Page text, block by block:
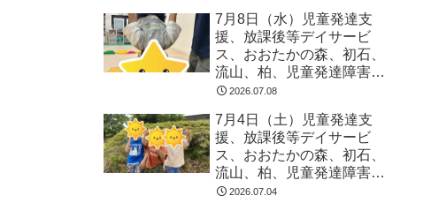
る 発達障害 放デイ 自
閉症 ADHD アスペルガ
ー症候
7月8日（水）児童発達支
援、放課後等デイサービ
ス、おおたかの森、初石、
流山、柏、児童発達障害
運動療育 柳沢運動プログ
る 発達障害 放デイ 自
閉症 ADHD アスペルガ
ー症候
2026.07.08
7月4日（土）児童発達支
援、放課後等デイサービ
ス、おおたかの森、初石、
流山、柏、児童発達障害
運動療育 柳沢運動プログ
2026.07.04